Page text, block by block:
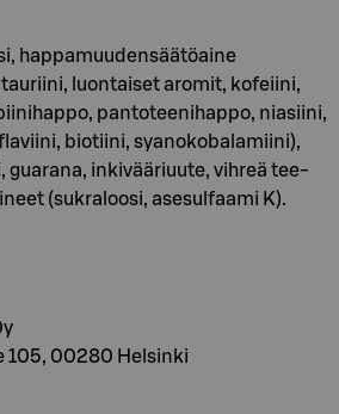
happamuudensäätöaine
luontaiset aromit, kofeiini,
pantoteenihappo, niasiini,
biotiini, syanokobalamiini),
guarana, inkivääriuute, vihreä tee-
(sukraloosi, asesulfaami K).
105, 00280 Helsinki